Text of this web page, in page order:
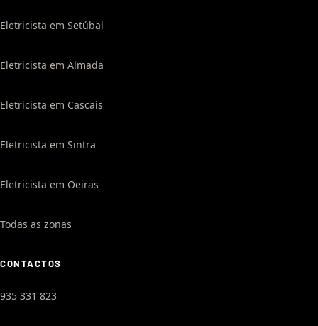
Eletricista em Setúbal
Eletricista em Almada
Eletricista em Cascais
Eletricista em Sintra
Eletricista em Oeiras
Todas as zonas
CONTACTOS
935 331 823